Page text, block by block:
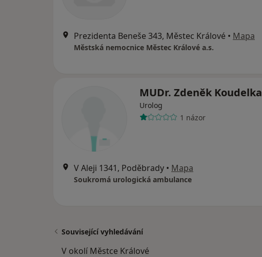
Prezidenta Beneše 343, Městec Králové • Mapa
Městská nemocnice Městec Králové a.s.
MUDr. Zdeněk Koudelka
Urolog
1 názor
V Aleji 1341, Poděbrady • Mapa
Soukromá urologická ambulance
Související vyhledávání
V okolí Městce Králové